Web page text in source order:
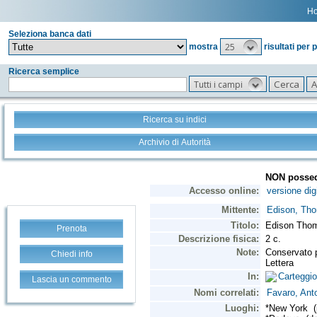
Seleziona banca dati
mostra
25 risultati per
Ricerca semplice
Tutti i campi
Ricerca su indici
Archivio di Autorità
Prenota
Chiedi info
Lascia un commento